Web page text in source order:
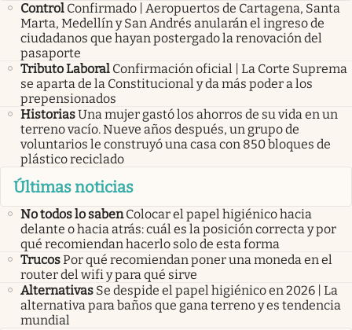
Control Confirmado | Aeropuertos de Cartagena, Santa
Marta, Medellín y San Andrés anularán el ingreso de
ciudadanos que hayan postergado la renovación del
pasaporte
Tributo Laboral Confirmación oficial | La Corte Suprema
se aparta de la Constitucional y da más poder a los
prepensionados
HistoriasUna mujer gastó los ahorros de su vida en un
terreno vacío. Nueve años después, un grupo de
voluntarios le construyó una casa con 850 bloques de
plástico reciclado
Últimas noticias
No todos lo saben Colocar el papel higiénico hacia
delante o hacia atrás: cuál es la posición correcta y por
qué recomiendan hacerlo solo de esta forma
TrucosPor qué recomiendan poner una moneda en el
router del wifi y para qué sirve
Alternativas Se despide el papel higiénico en 2026 | La
alternativa para baños que gana terreno y es tendencia
mundial